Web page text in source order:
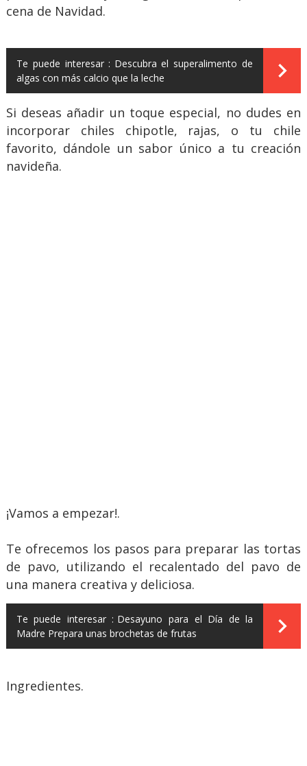
cena de Navidad.
Te puede interesar : Descubra el superalimento de
algas con más calcio que la leche
Si deseas añadir un toque especial, no dudes en
incorporar chiles chipotle, rajas, o tu chile
favorito, dándole un sabor único a tu creación
navideña.
¡Vamos a empezar!.
Te ofrecemos los pasos para preparar las tortas
de pavo, utilizando el recalentado del pavo de
una manera creativa y deliciosa.
Te puede interesar : Desayuno para el Día de la
Madre Prepara unas brochetas de frutas
Ingredientes.